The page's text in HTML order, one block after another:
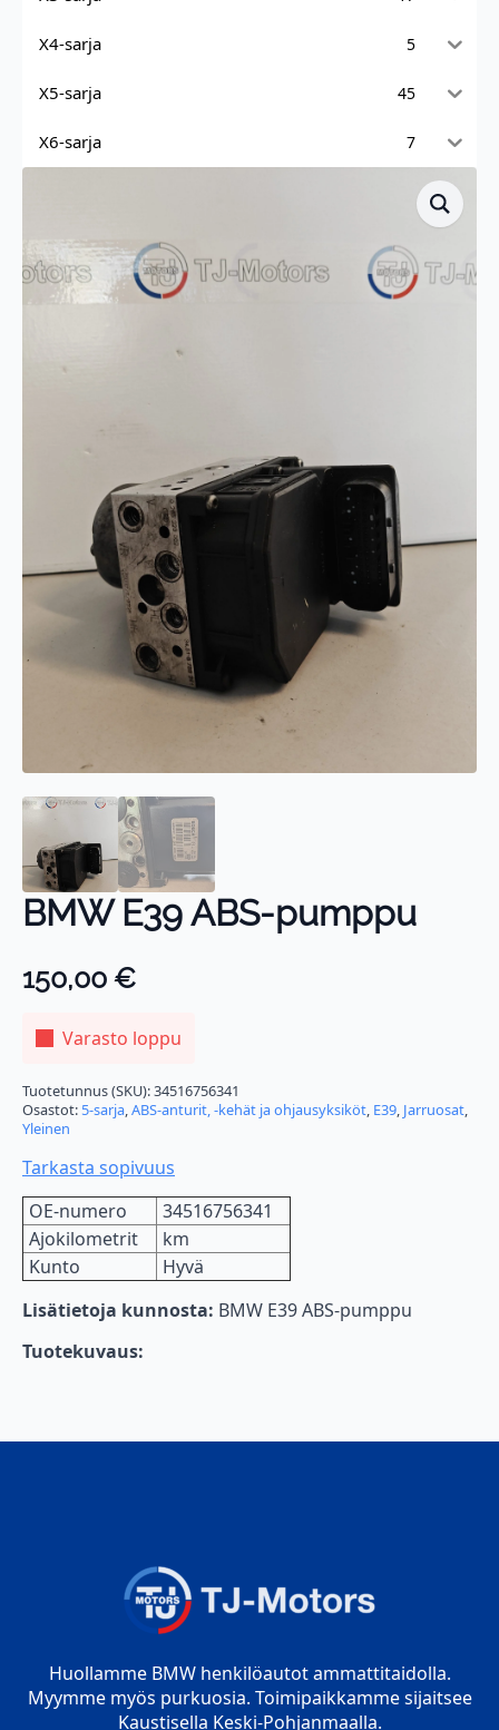
X4-sarja 5
X5-sarja 45
X6-sarja 7
BMW E39 ABS-pumppu
150,00 €
Varasto loppu
Tuotetunnus (SKU):34516756341
Osastot: 5-sarja,ABS-anturit, -kehät ja ohjausyksiköt, E39, Jarruosat,
Yleinen
Tarkasta sopivuus
OE-numero
34516756341
Ajokilometrit
km
Kunto
Hyvä
Lisätietoja kunnosta: BMW E39 ABS-pumppu
Tuotekuvaus:
Huollamme BMW henkilöautot ammattitaidolla.
Myymme myös purkuosia. Toimipaikkamme sijaitsee
Kaustisella Keski-Pohjanmaalla.